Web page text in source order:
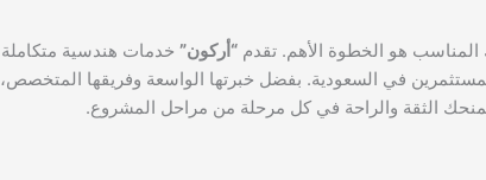
المناسب هو الخطوة الأهم. تقدم “أركون” خدمات هندسية متكاملة
في السعودية. بفضل خبرتها الواسعة وفريقها المتخصص،
يمنحك الثقة والراحة في كل مرحلة من مراحل المشروع.